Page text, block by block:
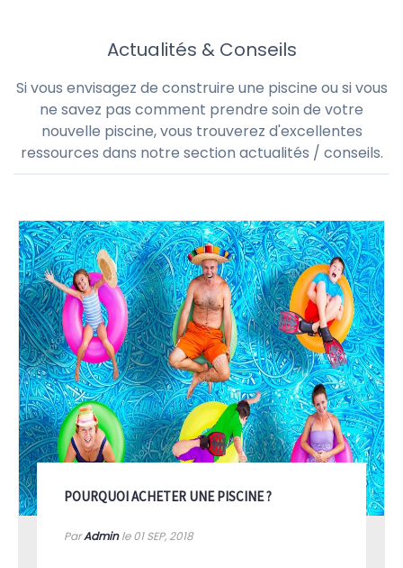
Actualités & Conseils
Si vous envisagez de construire une piscine ou si vous
ne savez pas comment prendre soin de votre
nouvelle piscine, vous trouverez d'excellentes
ressources dans notre section actualités / conseils.
POURQUOI ACHETER UNE PISCINE ?
ParAdminle 01SEP, 2018